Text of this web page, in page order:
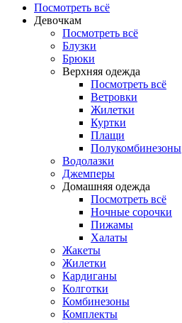
Посмотреть всё
Девочкам
Посмотреть всё
Блузки
Брюки
Верхняя одежда
Посмотреть всё
Ветровки
Жилетки
Куртки
Плащи
Полукомбинезоны
Водолазки
Джемперы
Домашняя одежда
Посмотреть всё
Ночные сорочки
Пижамы
Халаты
Жакеты
Жилетки
Кардиганы
Колготки
Комбинезоны
Комплекты